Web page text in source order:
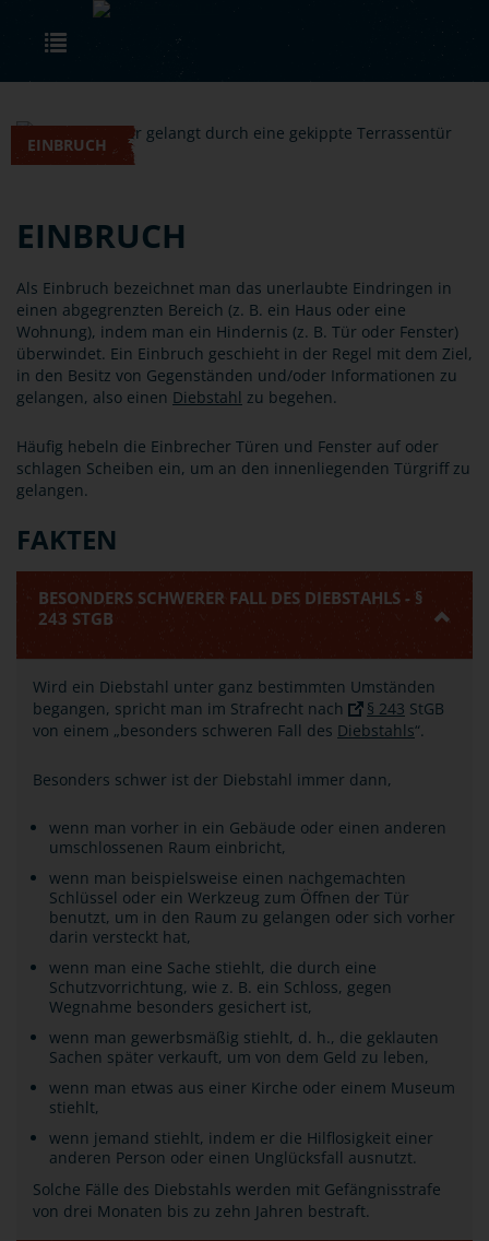
Skip to main content
EINBRUCH
EINBRUCH
Als Einbruch bezeichnet man das unerlaubte Eindringen in
einen abgegrenzten Bereich (z. B. ein Haus oder eine
Wohnung), indem man ein Hindernis (z. B. Tür oder Fenster)
überwindet. Ein Einbruch geschieht in der Regel mit dem Ziel,
in den Besitz von Gegenständen und/oder Informationen zu
gelangen, also einen Diebstahl zu begehen.
Häufig hebeln die Einbrecher Türen und Fenster auf oder
schlagen Scheiben ein, um an den innenliegenden Türgriff zu
gelangen.
FAKTEN
BESONDERS SCHWERER FALL DES DIEBSTAHLS - §
243 STGB
Wird ein Diebstahl unter ganz bestimmten Umständen
begangen, spricht man im Strafrecht nach
§ 243 StGB
von einem „besonders schweren Fall des Diebstahls“.
Besonders schwer ist der Diebstahl immer dann,
wenn man vorher in ein Gebäude oder einen anderen
umschlossenen Raum einbricht,
wenn man beispielsweise einen nachgemachten
Schlüssel oder ein Werkzeug zum Öffnen der Tür
benutzt, um in den Raum zu gelangen oder sich vorher
darin versteckt hat,
wenn man eine Sache stiehlt, die durch eine
Schutzvorrichtung, wie z. B. ein Schloss, gegen
Wegnahme besonders gesichert ist,
wenn man gewerbsmäßig stiehlt, d. h., die geklauten
Sachen später verkauft, um von dem Geld zu leben,
wenn man etwas aus einer Kirche oder einem Museum
stiehlt,
wenn jemand stiehlt, indem er die Hilflosigkeit einer
anderen Person oder einen Unglücksfall ausnutzt.
Solche Fälle des Diebstahls werden mit Gefängnisstrafe
von drei Monaten bis zu zehn Jahren bestraft.